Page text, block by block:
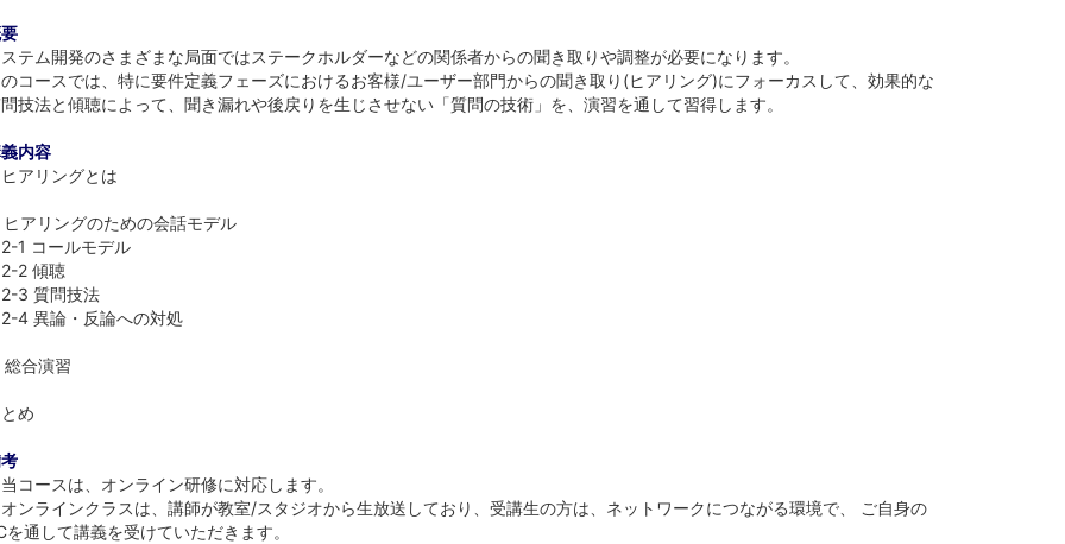
テム開発のさまざまな局面ではステークホルダーなどの関係者からの聞き取りや調整が必要になります。
のコースでは、特に要件定義フェーズにおけるお客様/ユーザー部門からの聞き取り(ヒアリング)にフォーカスして、効果的な
技法と傾聴によって、聞き漏れや後戻りを生じさせない「質問の技術」を、演習を通して習得します。
内容
ヒアリングとは
ヒアリングのための会話モデル
1 コールモデル
2 傾聴
3 質問技法
4 異論・反論への対処
総合演習
め
当コースは、オンライン研修に対応します。
オンラインクラスは、講師が教室/スタジオから生放送しており、受講生の方は、ネットワークにつながる環境で、 ご自身の
を通して講義を受けていただきます。